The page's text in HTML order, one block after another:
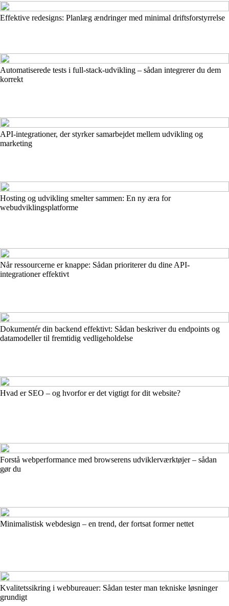
Effektive redesigns: Planlæg ændringer med minimal driftsforstyrrelse
Automatiserede tests i full-stack-udvikling – sådan integrerer du dem
korrekt
API-integrationer, der styrker samarbejdet mellem udvikling og
marketing
Hosting og udvikling smelter sammen: En ny æra for
webudviklingsplatforme
Når ressourcerne er knappe: Sådan prioriterer du dine API-
integrationer effektivt
Dokumentér din backend effektivt: Sådan beskriver du endpoints og
datamodeller til fremtidig vedligeholdelse
Hvad er SEO – og hvorfor er det vigtigt for dit website?
Forstå webperformance med browserens udviklerværktøjer – sådan
gør du
Minimalistisk webdesign – en trend, der fortsat former nettet
Kvalitetssikring i webbureauer: Sådan tester man tekniske løsninger
grundigt